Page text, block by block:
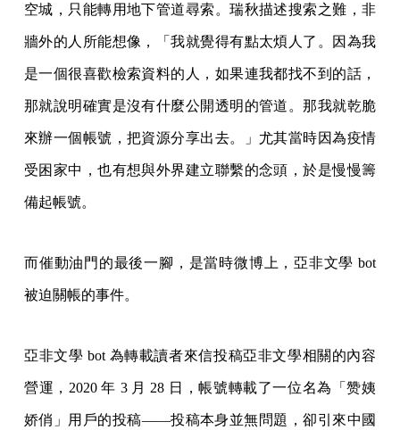
空城，只能轉用地下管道尋索。瑞秋描述搜索之難，非
牆外的人所能想像，「我就覺得有點太煩人了。因為我
是一個很喜歡檢索資料的人，如果連我都找不到的話，
那就說明確實是沒有什麼公開透明的管道。那我就乾脆
來辦一個帳號，把資源分享出去。」尤其當時因為疫情
受困家中，也有想與外界建立聯繫的念頭，於是慢慢籌
備起帳號。
而催動油門的最後一腳，是當時微博上，亞非文學 bot
被迫關帳的事件。
亞非文學 bot 為轉載讀者來信投稿亞非文學相關的內容
營運，2020 年 3 月 28 日，帳號轉載了一位名為「赞姨
娇俏」用戶的投稿——投稿本身並無問題，卻引來中國